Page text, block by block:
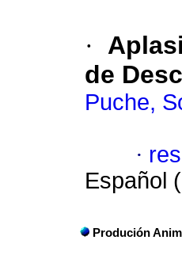
·
de
Puche,
·
Español (
Produción